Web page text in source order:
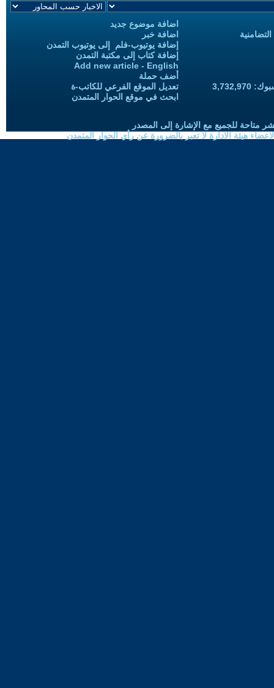
اضافة موضوع جديد
اضافة خبر
إضافة يوتيوب-فلم إلى يوتيوب التمدن
إضافة كتاب إلى مكتبة التمدن
Add new article - English
أضف حملة
تعديل الموقع الفرعي للكاتب-ة
ابحث في موقع الحوار المتمدن
متاحة للجميع مع الإشارة إلى المصدر
هيئة الادارة لا تعبر بالضرورة عن رأي الحوار المتمدن